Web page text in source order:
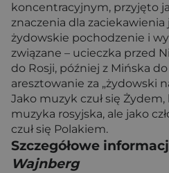
koncentracyjnym, przyjęto
znaczenia dla
żydowskie pochodzenie i
związane – ucieczka przed
do Rosji, później z Mińska
aresztowanie za „żydowski
Jako muzyk czuł się Żydem,
muzyka rosyjska, ale jako
czuł się Polakiem.
Szczegółowe
Wajnberg